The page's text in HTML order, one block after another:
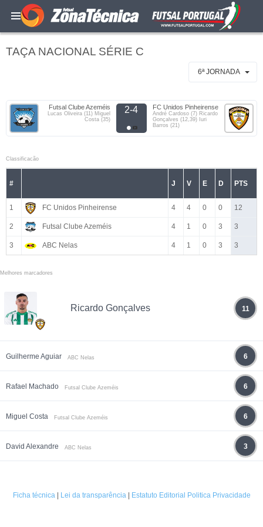
TAÇA NACIONAL SÉRIE C
6ª JORNADA
Futsal Clube Azeméis
Lucas Oliveira (11) Miguel
Costa (35)
2-4 FC Unidos Pinheirense
André Cardoso (7) Ricardo
Gonçalves (12,39) Iuri
Barros (21)
Classificacão
# J V E D PTS
1 FC Unidos Pinheirense 4 4 0 0 12
2 Futsal Clube Azeméis 4 1 0 3 3
3 ABC Nelas 4 1 0 3 3
Melhores marcadores
Ricardo Gonçalves 11
Guilherme Aguiar ABC Nelas 6
Rafael Machado Futsal Clube Azeméis 6
Miguel Costa Futsal Clube Azeméis 6
David Alexandre ABC Nelas 3
Ficha técnica| Lei da transparência| Estatuto Editorial Politica Privacidade